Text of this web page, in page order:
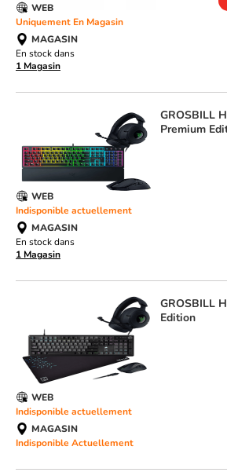
WEB
Uniquement En Magasin
MAGASIN
En stock dans
1 Magasin
GROSBILL
Premium
WEB
Indisponible actuellement
MAGASIN
En stock dans
1 Magasin
GROSBILL
Edition
WEB
Indisponible actuellement
MAGASIN
Indisponible Actuellement